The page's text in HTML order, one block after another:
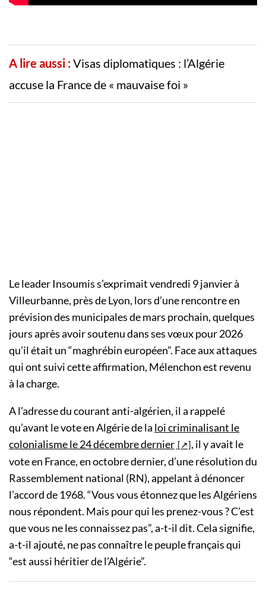
A lire aussi :Visas diplomatiques : l’Algérie
accuse la France de « mauvaise foi »
Le leader Insoumis s’exprimait vendredi 9 janvier à
Villeurbanne, près de Lyon, lors d’une rencontre en
prévision des municipales de mars prochain, quelques
jours après avoir soutenu dans ses vœux pour 2026
qu’il était un “maghrébin européen”. Face aux attaques
qui ont suivi cette affirmation, Mélenchon est revenu
à la charge.
A l’adresse du courant anti-algérien, il a rappelé
qu’avant le vote en Algérie de la loi criminalisant le
colonialisme le 24 décembre dernier
, il y avait le
vote en France, en octobre dernier, d’une résolution du
Rassemblement national (RN), appelant à dénoncer
l’accord de 1968. “Vous vous étonnez que les Algériens
nous répondent. Mais pour qui les prenez-vous ? C’est
que vous ne les connaissez pas”, a-t-il dit. Cela signifie,
a-t-il ajouté, ne pas connaître le peuple français qui
“est aussi héritier de l’Algérie”.